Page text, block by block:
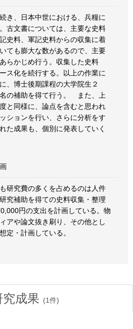
き、日本中世における、兵糧に
古文書については、主要な史料
史料、軍記史料からの収集に着
ても膨大な数があるので、主要
らかじめ行う。収集した史料
ス化を続行する。以上の作業に
、博士後期課程の大学院生２
の補助を得て行う。 また、上
と同様に、論点を含むと思われ
ションを行い、さらに分析をす
た成果も、個別に発表していく
研究費の多くを占めるのは人件
究補助を得ての史料収集・整理
円の支出を計画している。物
アや論文抜き刷り、その他とし
定・計画している。
究成果 (1件)